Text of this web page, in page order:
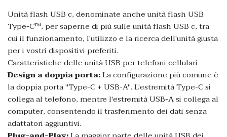
Unità flash USB c, denominate anche unità flash USB
Type-C™, per saperne di più sulle unità flash USB c, tra
cui il funzionamento, l'utilizzo e la ricerca dell'unità giusta
per i vostri dispositivi preferiti.
Caratteristiche delle unità USB per telefoni cellulari
Design a doppia porta:La configurazione più comune è
la doppia porta "Type-C + USB-A". L'estremità Type-C si
collega al telefono, mentre l'estremità USB-A si collega al
computer, consentendo il trasferimento dei dati senza
adattatori aggiuntivi.